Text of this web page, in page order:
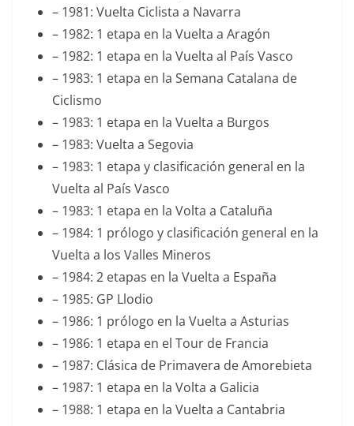
– 1981: Vuelta Ciclista a Navarra
– 1982: 1 etapa en la Vuelta a Aragón
– 1982: 1 etapa en la Vuelta al País Vasco
– 1983: 1 etapa en la Semana Catalana de
Ciclismo
– 1983: 1 etapa en la Vuelta a Burgos
– 1983: Vuelta a Segovia
– 1983: 1 etapa y clasificación general en la
Vuelta al País Vasco
– 1983: 1 etapa en la Volta a Cataluña
– 1984: 1 prólogo y clasificación general en la
Vuelta a los Valles Mineros
– 1984: 2 etapas en la Vuelta a España
– 1985: GP Llodio
– 1986: 1 prólogo en la Vuelta a Asturias
– 1986: 1 etapa en el Tour de Francia
– 1987: Clásica de Primavera de Amorebieta
– 1987: 1 etapa en la Volta a Galicia
– 1988: 1 etapa en la Vuelta a Cantabria